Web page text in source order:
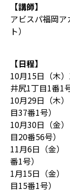
【講師】
アビスパ福岡
ト）
【日程】
10月15日（木
井尻1丁目1番1号
10月29日（木
目37番1号）
10月30日（金
目20番56号）
11月6日（金
番1号）
1月15日（金
目15番1号）